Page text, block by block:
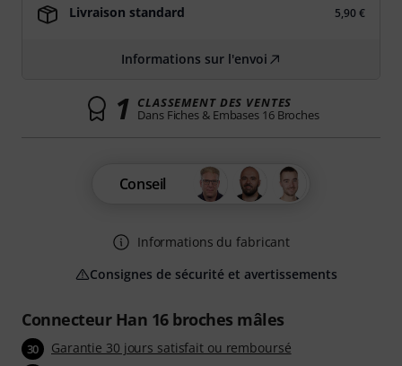
Connecteur Han 16 broches mâles
30
Garantie 30 jours satisfait ou remboursé
Livraison standard 5,90 €
Informations sur l'envoi
1 CLASSEMENT DES VENTES
Dans Fiches & Embases 16 Broches
Conseil
Informations du fabricant
Consignes de sécurité et avertissements